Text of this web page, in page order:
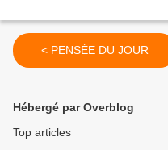
< PENSÉE DU JOUR
Hébergé par Overblog
Top articles